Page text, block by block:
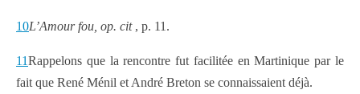
10L’Amour fou, op. cit , p. 11.
11Rappelons que la rencontre fut facilitée en Martinique par le
fait que René Ménil et André Breton se connaissaient déjà.